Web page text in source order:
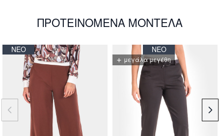
ΠΡΟΤΕΙΝΌΜΕΝΑ ΜΟΝΤΈΛΑ
ΝΈΟ ΝΈΟ
+ μεγάλα μεγέθη